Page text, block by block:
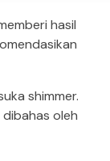
hasil
shimmer.
oleh